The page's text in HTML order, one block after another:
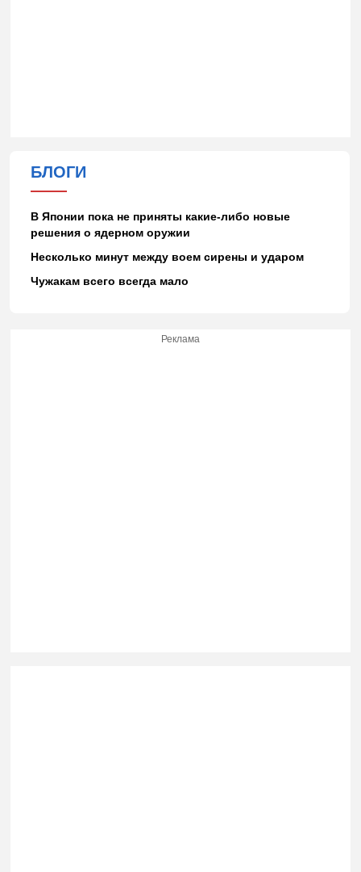
БЛОГИ
В Японии пока не приняты какие-либо новые
решения о ядерном оружии
Несколько минут между воем сирены и ударом
Чужакам всего всегда мало
Реклама